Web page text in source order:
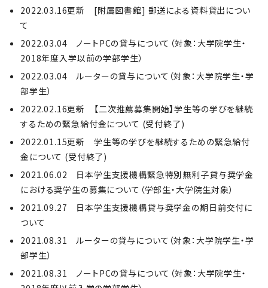
2022.03.16更新 [附属図書館] 郵送による資料貸出につい
て
2022.03.04 ノートPCの貸与について（対象：大学院学生・
2018年度入学以前の学部学生）
2022.03.04 ルーターの貸与について（対象：大学院学生・学
部学生）
2022.02.16更新 【二次推薦募集開始】学生等の学びを継続
するための緊急給付金について (受付終了)
2022.01.15更新 学生等の学びを継続するための緊急給付
金について (受付終了)
2021.06.02 日本学生支援機構緊急特別無利子貸与奨学金
における奨学生の募集について（学部生・大学院生対象）
2021.09.27 日本学生支援機構貸与奨学⾦の期⽇前交付に
ついて
2021.08.31 ルーターの貸与について（対象：大学院学生・学
部学生）
2021.08.31 ノートPCの貸与について（対象：大学院学生・